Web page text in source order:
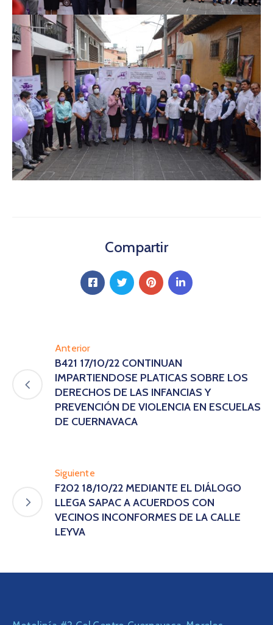
Compartir
Anterior
B421 17/10/22 CONTINUAN
IMPARTIENDOSE PLATICAS SOBRE LOS
DERECHOS DE LAS INFANCIAS Y
PREVENCIÓN DE VIOLENCIA EN ESCUELAS
DE CUERNAVACA
Siguiente
F202 18/10/22 MEDIANTE EL DIÁLOGO
LLEGA SAPAC A ACUERDOS CON
VECINOS INCONFORMES DE LA CALLE
LEYVA